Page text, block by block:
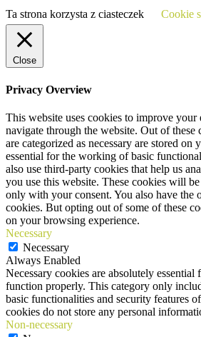
Ta strona korzysta z ciasteczek Cookie
Close
Privacy Overview
This website uses cookies to improve
navigate through the website. Out of these
are categorized as necessary are stored on
essential for the working of basic
also use third-party cookies that help us
you use this website. These cookies will
only with your consent. You also have the
cookies. But opting out of some of these
on your browsing experience.
Necessary
Necessary
Always Enabled
Necessary cookies are absolutely essential
function properly. This category only
basic functionalities and security features
cookies do not store any personal
Non-necessary